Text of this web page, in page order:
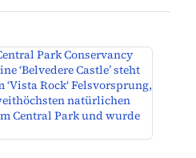
Park Conservancy
‘Belvedere Castle’ steht
‘Vista Rock‘ Felsvorsprung,
natürlichen
Central Park und wurde